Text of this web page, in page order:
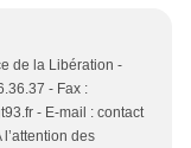
de la Libération -
- Fax :
- E-mail : contact
des